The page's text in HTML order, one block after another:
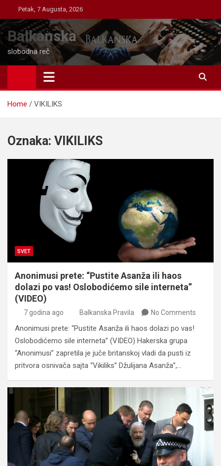
to
content
Petak, 7 Augusta, 2026
Balkanska
slobodna reč
Home VIKILIKS
Oznaka: VIKILIKS
SVET
Anonimusi prete: “Pustite Asanža ili haos
dolazi po vas! Oslobodićemo sile interneta”
(VIDEO)
7 godina ago Balkanska Pravila No Comments
Anonimusi prete: “Pustite Asanža ili haos dolazi po vas!
Oslobodićemo sile interneta” (VIDEO) Hakerska grupa
“Anonimusi” zapretila je juče britanskoj vladi da pusti iz
pritvora osnivača sajta “Vikiliks” Džulijana Asanža”,…